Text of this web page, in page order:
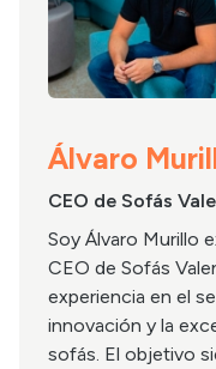
Álvaro
CEO de Sofás
Soy Álvaro Murillo
CEO de Sofás
experiencia en el
innovación y la
sofás. El objetivo